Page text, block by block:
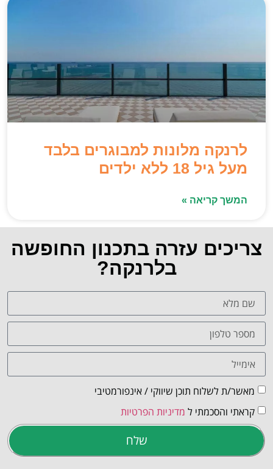
לרנקה מלונות למבוגרים בלבד
מעל גיל 18 ללא ילדים
המשך קריאה »
צריכים עזרה בתכנון החופשה
בלרנקה?
מאשר/ת לשלוח תוכן שיווקי / אינפורמטיבי
קראתי והסכמתי ל מדיניות הפרטיות
שלח